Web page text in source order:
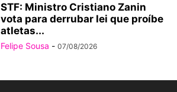
STF: Ministro Cristiano Zanin
vota para derrubar lei que proíbe
atletas...
Felipe Sousa - 07/08/2026